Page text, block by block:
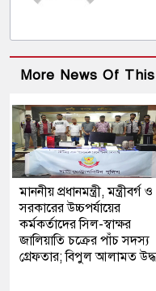
More News Of
মাননীয় প্রধানমন্ত্রী, মন্ত্রীবর্গ ও
সরকারের উচ্চপর্যায়ের
কর্মকর্তাদের সিল-স্বাক্ষর
জালিয়াতি চক্রের পাঁচ সদস্য
গ্রেফতার; বিপুল আলামত